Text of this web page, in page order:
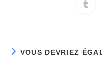
VOUS DEVRIEZ